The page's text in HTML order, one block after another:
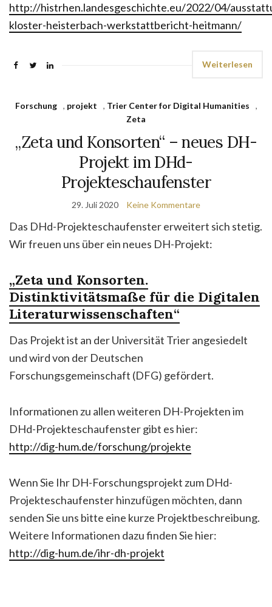
http://histrhen.landesgeschichte.eu/2022/04/
kloster-heisterbach-werkstattbericht-heitmann/
Weiterlesen
Forschung , projekt , Trier Center for Digital Humanities
,
Zeta
„Zeta und Konsorten“ – neues DH-
Projekt im DHd-
Projekteschaufenster
29. Juli 2020 Keine Kommentare
Das DHd-Projekteschaufenster erweitert sich stetig.
Wir freuen uns über ein neues DH-Projekt:
„Zeta und Konsorten.
Distinktivitätsmaße für die Digitalen
Literaturwissenschaften“
Das Projekt ist an der Universität Trier angesiedelt
und wird von der Deutschen
Forschungsgemeinschaft (DFG) gefördert.
Informationen zu allen weiteren DH-Projekten im
DHd-Projekteschaufenster gibt es hier:
http://dig-hum.de/forschung/projekte
Wenn Sie Ihr DH-Forschungsprojekt zum DHd-
Projekteschaufenster hinzufügen möchten, dann
senden Sie uns bitte eine kurze Projektbeschreibung.
Weitere Informationen dazu finden Sie hier:
http://dig-hum.de/ihr-dh-projekt